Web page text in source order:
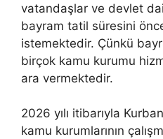
vatandaşlar ve devlet
bayram tatil süresini
istemektedir. Çünkü
birçok kamu kurumu
ara vermektedir.
2026 yılı itibarıyla
kamu kurumlarının